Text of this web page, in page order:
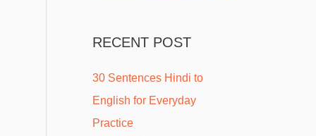
RECENT POST
30 Sentences Hindi to
English for Everyday
Practice